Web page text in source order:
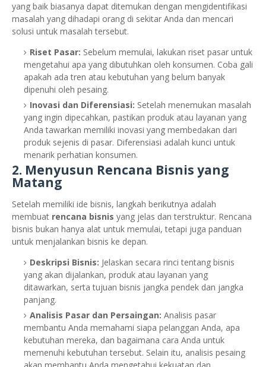
yang baik biasanya dapat ditemukan dengan mengidentifikasi
masalah yang dihadapi orang di sekitar Anda dan mencari
solusi untuk masalah tersebut.
Riset Pasar: Sebelum memulai, lakukan riset pasar untuk
mengetahui apa yang dibutuhkan oleh konsumen. Coba gali
apakah ada tren atau kebutuhan yang belum banyak
dipenuhi oleh pesaing.
Inovasi dan Diferensiasi: Setelah menemukan masalah
yang ingin dipecahkan, pastikan produk atau layanan yang
Anda tawarkan memiliki inovasi yang membedakan dari
produk sejenis di pasar. Diferensiasi adalah kunci untuk
menarik perhatian konsumen.
2. Menyusun Rencana Bisnis yang
Matang
Setelah memiliki ide bisnis, langkah berikutnya adalah
membuat rencana bisnis yang jelas dan terstruktur. Rencana
bisnis bukan hanya alat untuk memulai, tetapi juga panduan
untuk menjalankan bisnis ke depan.
Deskripsi Bisnis: Jelaskan secara rinci tentang bisnis
yang akan dijalankan, produk atau layanan yang
ditawarkan, serta tujuan bisnis jangka pendek dan jangka
panjang.
Analisis Pasar dan Persaingan: Analisis pasar
membantu Anda memahami siapa pelanggan Anda, apa
kebutuhan mereka, dan bagaimana cara Anda untuk
memenuhi kebutuhan tersebut. Selain itu, analisis pesaing